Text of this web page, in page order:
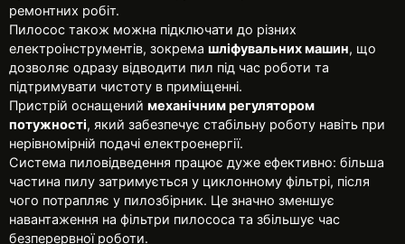
ремонтних робіт.
Пилосос також можна підключати до різних
електроінструментів, зокрема шліфувальних машин, що
дозволяє одразу відводити пил під час роботи та
підтримувати чистоту в приміщенні.
Пристрій оснащений механічним регулятором
потужності, який забезпечує стабільну роботу навіть при
нерівномірній подачі електроенергії.
Система пиловідведення працює дуже ефективно: більша
частина пилу затримується у циклонному фільтрі, після
чого потрапляє у пилозбірник. Це значно зменшує
навантаження на фільтри пилососа та збільшує час
безперервної роботи.